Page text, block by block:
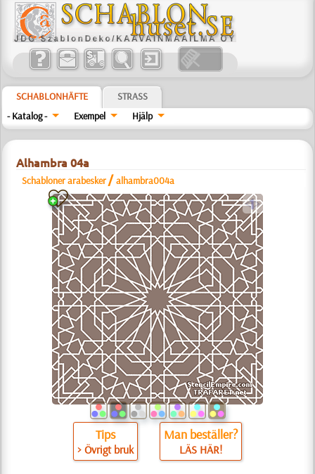
SCHABLONHÄFTE
STRASS
- Katalog -
Exempel Hjälp
Alhambra 04a
Schabloner arabesker /alhambra004a
a
Tips
> Övrigt bruk
Man beställer?
LÄS HÄR!